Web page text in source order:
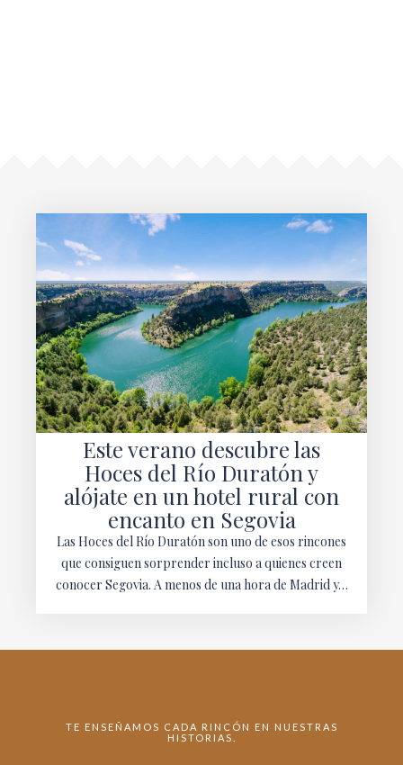
Este verano descubre las
Hoces del Río Duratón y
alójate en un hotel rural con
encanto en Segovia
Las Hoces del Río Duratón son uno de esos rincones
que consiguen sorprender incluso a quienes creen
conocer Segovia. A menos de una hora de Madrid y…
TE ENSEÑAMOS CADA RINCÓN EN NUESTRAS
HISTORIAS.